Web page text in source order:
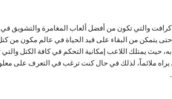
كرافت والتي تكون من أفضل ألعاب المغامرة والتشويق
حتى يتمكن من البقاء على قيد الحياة في عالم مكون من
حيث يمتلك اللاعب إمكانية التحكم في كافة الكتل
ملائماً، لذلك في حال كنت ترغب في التعرف على